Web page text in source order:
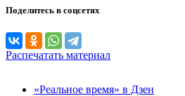
Поделитесь в соцсетях
Распечатать материал
«Реальное время» в Дзен